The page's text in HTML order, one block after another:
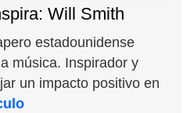
Will Smith
estadounidense
música. Inspirador y
un impacto positivo en